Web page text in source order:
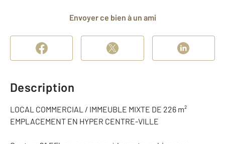
Envoyer ce bien à un ami
Description
LOCAL COMMERCIAL / IMMEUBLE MIXTE DE 226 m²
EMPLACEMENT EN HYPER CENTRE-VILLE